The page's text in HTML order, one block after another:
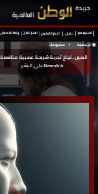
جريدة
العالمية
اخبار مصر ريادةالاعمال اخبار الفن عاجل اخبار التعليم
الرئيسية
/ مشروعات
الصين.. نجاح تجربة شريحة عصبية منافسة
Neuralink على البشر